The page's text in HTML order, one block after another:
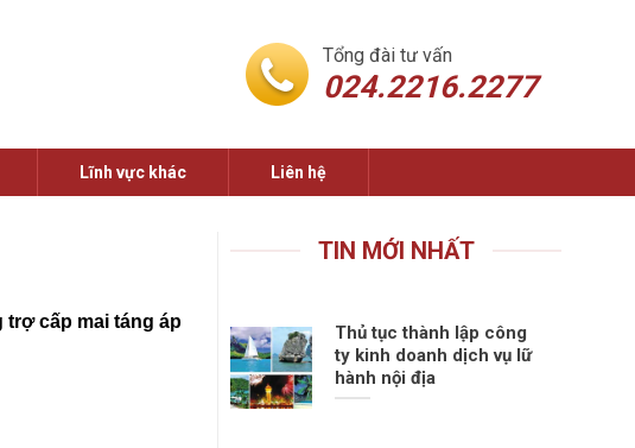
Tổng đài tư vấn
024.2216.2277
Lĩnh vực khác Liên hệ
cấp mai táng áp
TIN MỚI NHẤT
Thủ tục thành lập công
ty kinh doanh dịch vụ lữ
hành nội địa